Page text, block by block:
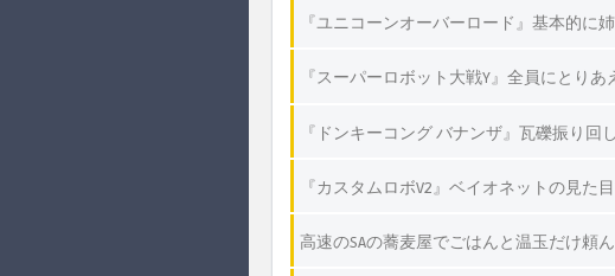
『ユニコーンオーバーロード』基本的に
『スーパーロボット大戦Y』全員にとり
『ドンキーコング バナンザ』瓦礫振り
『カスタムロボV2』ベイオネットの見た
高速のSAの蕎麦屋でごはんと温玉だけ頼